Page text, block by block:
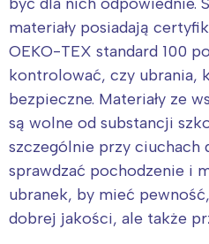
materiały posiadają
OEKO-TEX standard 100
kontrolować, czy ubrania,
bezpieczne. Materiały ze
są wolne od substancji
szczególnie przy ciuchach
sprawdzać pochodzenie i
ubranek, by mieć
dobrej jakości, ale także